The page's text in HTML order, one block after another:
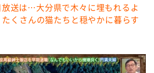
～きょうの献立 何にする？～
なり！シーズン２
スライブ 正義のミカタ
放送は…大分県で木々に埋もれるよ
くさんの猫たちと穏やかに暮らす